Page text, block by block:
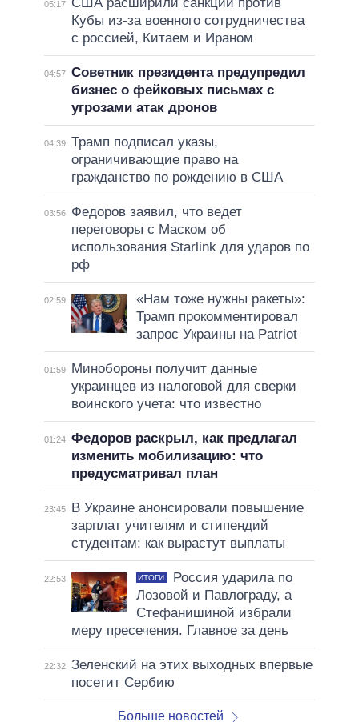
05:17
США расширили санкции против
Кубы из-за военного сотрудничества
с россией, Китаем и Ираном
04:57 Советник президента предупредил
бизнес о фейковых письмах с
угрозами атак дронов
04:39 Трамп подписал указы,
ограничивающие право на
гражданство по рождению в США
03:56
Федоров заявил, что ведет
переговоры с Маском об
использования Starlink для ударов по
рф
02:59
«Нам тоже нужны ракеты»:
Трамп прокомментировал
запрос Украины на Patriot
01:59
Минобороны получит данные
украинцев из налоговой для сверки
воинского учета: что известно
01:24 Федоров раскрыл, как предлагал
изменить мобилизацию: что
предусматривал план
23:45
В Украине анонсировали повышение
зарплат учителям и стипендий
студентам: как вырастут выплаты
22:53 ИТОГИ
Россия ударила по
Лозовой и Павлограду, а
Стефанишиной избрали
меру пресечения. Главное за день
22:32 Зеленский на этих выходных впервые
посетит Сербию
Больше новостей